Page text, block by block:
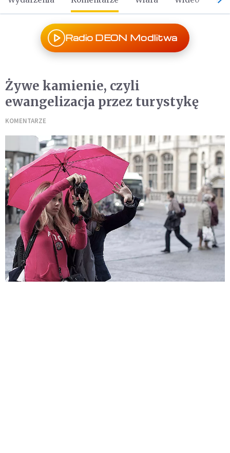
Radio DEON Modlitwa
Żywe kamienie, czyli
ewangelizacja przez turystykę
KOMENTARZE